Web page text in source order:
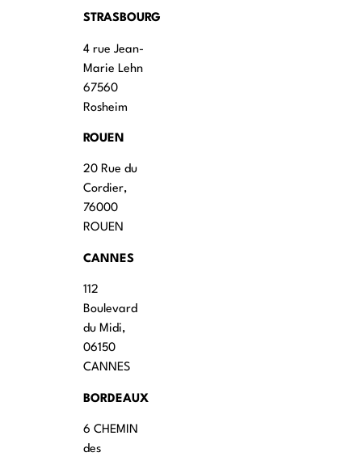
STRASBOURG
4 rue Jean-
Marie Lehn
67560
Rosheim
ROUEN
20 Rue du
Cordier,
76000
ROUEN
CANNES
112
Boulevard
du Midi,
06150
CANNES
BORDEAUX
6 CHEMIN
des